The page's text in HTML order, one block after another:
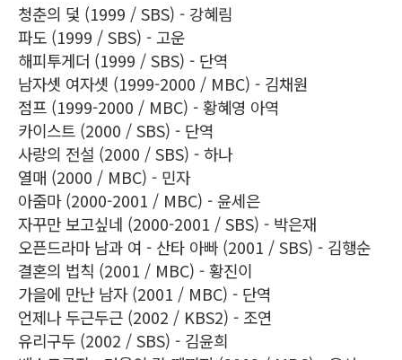
청춘의 덫 (1999 / SBS) - 강혜림
파도 (1999 / SBS) - 고운
해피투게더 (1999 / SBS) - 단역
남자셋 여자셋 (1999-2000 / MBC) - 김채원
점프 (1999-2000 / MBC) - 황혜영 아역
카이스트 (2000 / SBS) - 단역
사랑의 전설 (2000 / SBS) - 하나
열매 (2000 / MBC) - 민자
아줌마 (2000-2001 / MBC) - 윤세은
자꾸만 보고싶네 (2000-2001 / SBS) - 박은재
오픈드라마 남과 여 - 산타 아빠 (2001 / SBS) - 김행순
결혼의 법칙 (2001 / MBC) - 황진이
가을에 만난 남자 (2001 / MBC) - 단역
언제나 두근두근 (2002 / KBS2) - 조연
유리구두 (2002 / SBS) - 김윤희